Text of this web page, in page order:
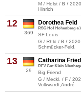
M / Holst / B /
Hinrich
12
369
Dorothea Feld
RSG Hof Hohenberg
SF Louis
G / Rhld / B /
Schmücker-Feld,
13
29
Catharina
RFV Gut Klein
Big Friend
G / Meckl. / F /
Volkwardt,André